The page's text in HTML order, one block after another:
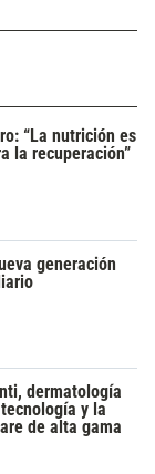
“La nutrición es
la recuperación”
generación
dermatología
y la
de alta gama